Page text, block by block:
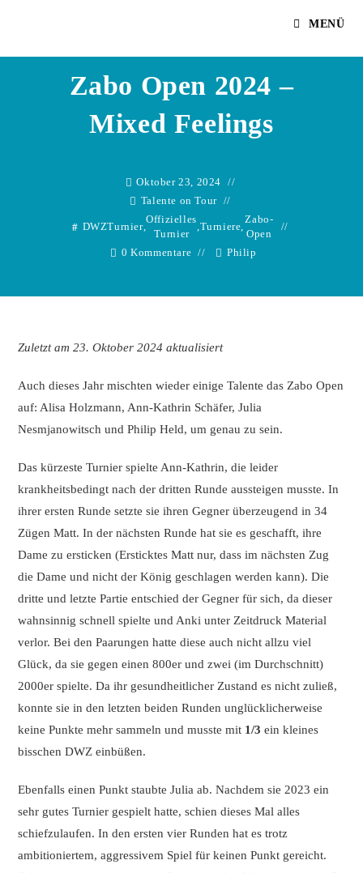
MENÜ
Zabo Open 2024 –
Mixed Feelings
Oktober 23, 2024
Talente on Tour
DWZTurnier,
Offizielles
Turnier
,Turniere,
Zabo-
Open
0 Kommentare
Philip
Zuletzt am 23. Oktober 2024 aktualisiert
Auch dieses Jahr mischten wieder einige Talente das Zabo Open
auf: Alisa Holzmann, Ann-Kathrin Schäfer, Julia
Nesmjanowitsch und Philip Held, um genau zu sein.
Das kürzeste Turnier spielte Ann-Kathrin, die leider
krankheitsbedingt nach der dritten Runde aussteigen musste. In
ihrer ersten Runde setzte sie ihren Gegner überzeugend in 34
Zügen Matt. In der nächsten Runde hat sie es geschafft, ihre
Dame zu ersticken (Ersticktes Matt nur, dass im nächsten Zug
die Dame und nicht der König geschlagen werden kann). Die
dritte und letzte Partie entschied der Gegner für sich, da dieser
wahnsinnig schnell spielte und Anki unter Zeitdruck Material
verlor. Bei den Paarungen hatte diese auch nicht allzu viel
Glück, da sie gegen einen 800er und zwei (im Durchschnitt)
2000er spielte. Da ihr gesundheitlicher Zustand es nicht zuließ,
konnte sie in den letzten beiden Runden unglücklicherweise
keine Punkte mehr sammeln und musste mit 1/3 ein kleines
bisschen DWZ einbüßen.
Ebenfalls einen Punkt staubte Julia ab. Nachdem sie 2023 ein
sehr gutes Turnier gespielt hatte, schien dieses Mal alles
schiefzulaufen. In den ersten vier Runden hat es trotz
ambitioniertem, aggressivem Spiel für keinen Punkt gereicht.